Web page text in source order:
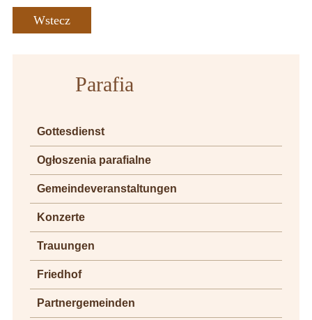
Wstecz
Parafia
Gottesdienst
Ogłoszenia parafialne
Gemeindeveranstaltungen
Konzerte
Trauungen
Friedhof
Partnergemeinden